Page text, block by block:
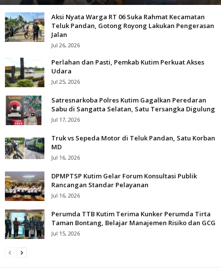
Aksi Nyata Warga RT 06 Suka Rahmat Kecamatan
Teluk Pandan, Gotong Royong Lakukan Pengerasan
Jalan
Jul 26, 2026
Perlahan dan Pasti, Pemkab Kutim Perkuat Akses
Udara
Jul 25, 2026
Satresnarkoba Polres Kutim Gagalkan Peredaran
Sabu di Sangatta Selatan, Satu Tersangka Digulung
Jul 17, 2026
Truk vs Sepeda Motor di Teluk Pandan, Satu Korban
MD
Jul 16, 2026
DPMPTSP Kutim Gelar Forum Konsultasi Publik
Rancangan Standar Pelayanan
Jul 16, 2026
Perumda TTB Kutim Terima Kunker Perumda Tirta
Taman Bontang, Belajar Manajemen Risiko dan GCG
Jul 15, 2026